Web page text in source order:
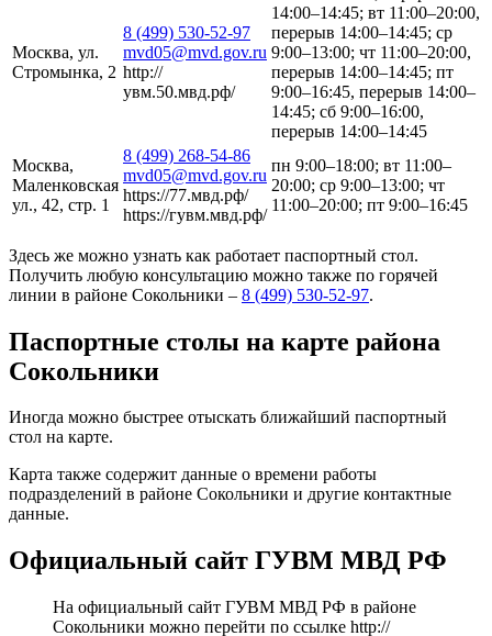
Москва, ул.
Стромынка, 2
8 (499) 530-52-97
mvd05@mvd.gov.ru
http://
увм.50.мвд.рф/
14:00–14:45; вт 11:00–20:00,
перерыв 14:00–14:45; ср
9:00–13:00; чт 11:00–20:00,
перерыв 14:00–14:45; пт
9:00–16:45, перерыв 14:00–
14:45; сб 9:00–16:00,
перерыв 14:00–14:45
Москва,
Маленковская
ул., 42, стр. 1
8 (499) 268-54-86
mvd05@mvd.gov.ru
https://77.мвд.рф/
https://гувм.мвд.рф/
пн 9:00–18:00; вт 11:00–
20:00; ср 9:00–13:00; чт
11:00–20:00; пт 9:00–16:45
Здесь же можно узнать как работает паспортный стол.
Получить любую консультацию можно также по горячей
линии в районе Сокольники – 8 (499) 530-52-97.
Паспортные столы на карте района
Сокольники
Иногда можно быстрее отыскать ближайший паспортный
стол на карте.
Карта также содержит данные о времени работы
подразделений в районе Сокольники и другие контактные
данные.
Официальный сайт ГУВМ МВД РФ
На официальный сайт ГУВМ МВД РФ в районе
Сокольники можно перейти по ссылке http://